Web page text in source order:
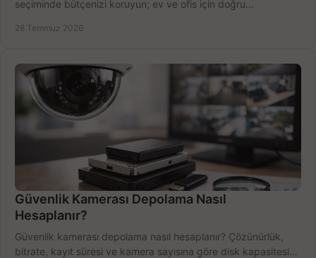
seçiminde bütçenizi koruyun; ev ve ofis için doğru
28 Temmuz 2026
Güvenlik Kamerası Depolama Nasıl
Hesaplanır?
Güvenlik kamerası depolama nasıl hesaplanır? Çözünürlük,
bitrate, kayıt süresi ve kamera sayısına göre disk kapasitesini